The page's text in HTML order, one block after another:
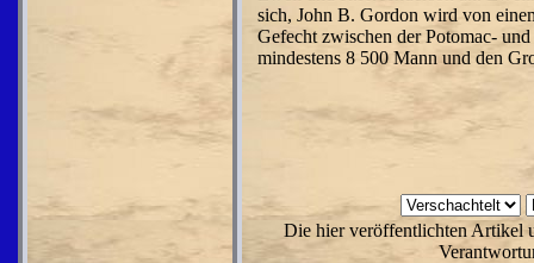
sich, John B. Gordon wird von
Gefecht zwischen der Potomac-
mindestens 8 500 Mann und den
Die hier veröffentlichten Artikel